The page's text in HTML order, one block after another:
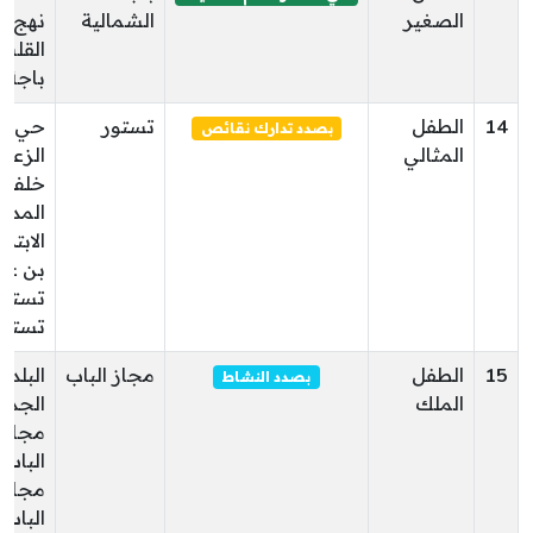
الصغير
الشمالية
نهج
باجة
14
الطفل
المثالي
بصدد تدارك نقائص تستور
حي
خلف
بن
15
الطفل
الملك
بصدد النشاط مجاز الباب
البلدة
مجاز
الباب
مجاز
الباب